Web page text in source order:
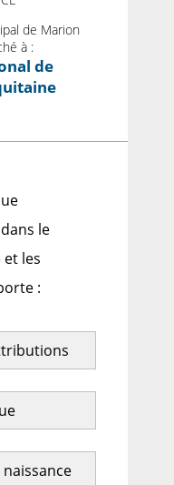
de Marion
à :
de
le
les
: